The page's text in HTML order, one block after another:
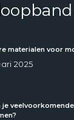
materialen voor
2025
je